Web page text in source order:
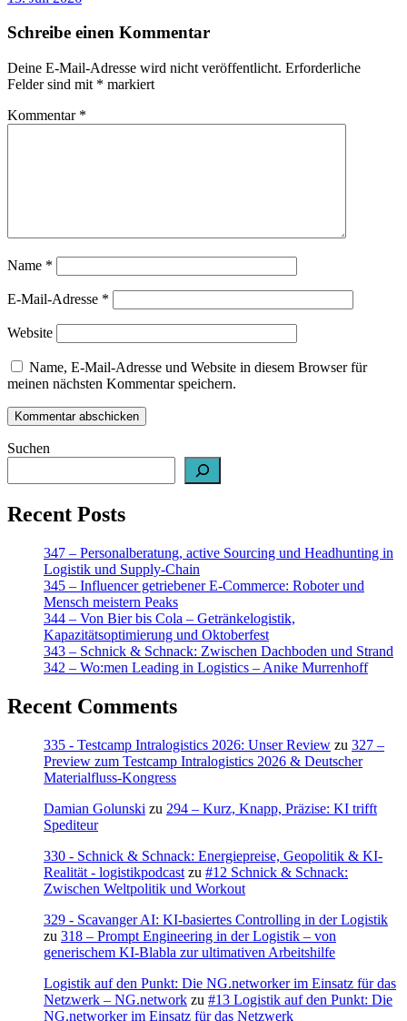
Schreibe einen Kommentar
Deine E-Mail-Adresse wird nicht veröffentlicht. Erforderliche
Felder sind mit * markiert
Kommentar *
Name *
E-Mail-Adresse *
Website
Name, E-Mail-Adresse und Website in diesem Browser für
meinen nächsten Kommentar speichern.
Suchen
Recent Posts
347 – Personalberatung, active Sourcing und Headhunting in
Logistik und Supply-Chain
345 – Influencer getriebener E-Commerce: Roboter und
Mensch meistern Peaks
344 – Von Bier bis Cola – Getränkelogistik,
Kapazitätsoptimierung und Oktoberfest
343 – Schnick & Schnack: Zwischen Dachboden und Strand
342 – Wo:men Leading in Logistics – Anike Murrenhoff
Recent Comments
335 - Testcamp Intralogistics 2026: Unser Review zu 327 –
Preview zum Testcamp Intralogistics 2026 & Deutscher
Materialfluss-Kongress
Damian Golunski zu 294 – Kurz, Knapp, Präzise: KI trifft
Spediteur
330 - Schnick & Schnack: Energiepreise, Geopolitik & KI-
Realität - logistikpodcast zu #12 Schnick & Schnack:
Zwischen Weltpolitik und Workout
329 - Scavanger AI: KI-basiertes Controlling in der Logistik
zu 318 – Prompt Engineering in der Logistik – von
generischem KI-Blabla zur ultimativen Arbeitshilfe
Logistik auf den Punkt: Die NG.networker im Einsatz für das
Netzwerk – NG.network zu #13 Logistik auf den Punkt: Die
NG.networker im Einsatz für das Netzwerk